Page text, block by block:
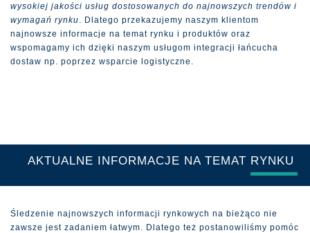
wysokiej jakości usług dostosowanych do najnowszych trendów i
wymagań rynku. Dlatego przekazujemy naszym klientom
najnowsze informacje na temat rynku i produktów oraz
wspomagamy ich dzięki naszym usługom integracji łańcucha
dostaw np. poprzez wsparcie logistyczne.
AKTUALNE INFORMACJE NA TEMAT RYNKU
Śledzenie najnowszych informacji rynkowych na bieżąco nie
zawsze jest zadaniem łatwym. Dlatego też postanowiliśmy pomóc